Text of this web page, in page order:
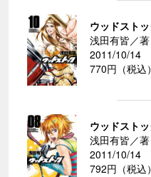
ウッドスト
浅田有皆／著
2011/10/14
770円（税込）
ウッドスト
浅田有皆／著
2011/10/14
792円（税込）